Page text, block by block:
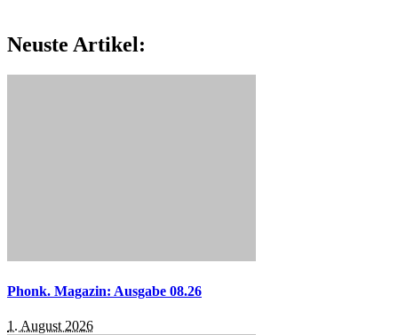
Neuste Artikel:
Phonk. Magazin: Ausgabe 08.26
1. August 2026